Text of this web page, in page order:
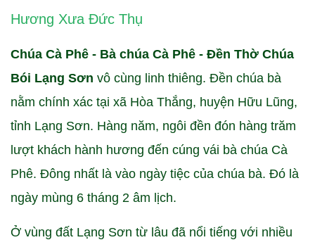
Hương Xưa Đức Thụ
Chúa Cà Phê - Bà chúa Cà Phê - Đền Thờ Chúa
Bói Lạng Sơn vô cùng linh thiêng. Đền chúa bà
nằm chính xác tại xã Hòa Thắng, huyện Hữu Lũng,
tỉnh Lạng Sơn. Hàng năm, ngôi đền đón hàng trăm
lượt khách hành hương đến cúng vái bà chúa Cà
Phê. Đông nhất là vào ngày tiệc của chúa bà. Đó là
ngày mùng 6 tháng 2 âm lịch.
Ở vùng đất Lạng Sơn từ lâu đã nổi tiếng với nhiều